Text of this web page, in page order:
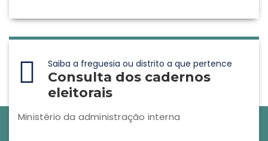
Saiba a freguesia ou distrito a que pertence
Consulta dos cadernos
eleitorais
Ministério da administração interna